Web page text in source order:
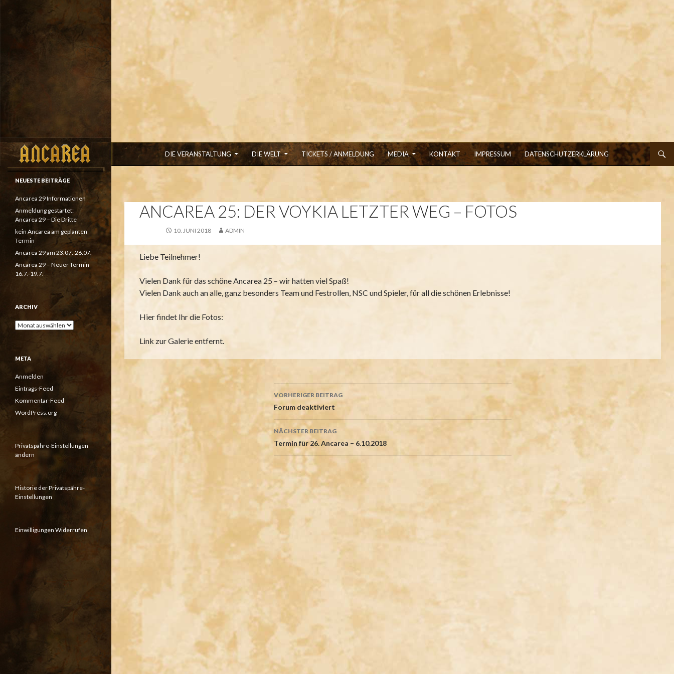
Suchen
ZUM INHALT SPRINGEN
DIE VERANSTALTUNG
DIE WELT TICKETS / ANMELDUNG MEDIA KONTAKT IMPRESSUM DATENSCHUTZERKLÄRUNG
ANCAREA 25: DER VOYKIA LETZTER WEG – FOTOS
10. JUNI 2018 ADMIN
Liebe Teilnehmer!
Vielen Dank für das schöne Ancarea 25 – wir hatten viel Spaß!
Vielen Dank auch an alle, ganz besonders Team und Festrollen, NSC und Spieler, für all die schönen Erlebnisse!
Hier findet Ihr die Fotos:
Link zur Galerie entfernt.
Beitrags-
Navigation
VORHERIGER BEITRAG
Forum deaktiviert
NÄCHSTER BEITRAG
Termin für 26. Ancarea – 6.10.2018
NEUESTE BEITRÄGE
Ancarea 29 Informationen
Anmeldung gestartet:
Ancarea 29 – Die Dritte
kein Ancarea am geplanten
Termin
Ancarea 29 am 23.07.-26.07.
Ancarea 29 – Neuer Termin
16.7.-19.7.
ARCHIV
Archiv
META
Anmelden
Eintrags-Feed
Kommentar-Feed
WordPress.org
Privatspähre-Einstellungen
ändern
Historie der Privatspähre-
Einstellungen
Einwilligungen Widerrufen